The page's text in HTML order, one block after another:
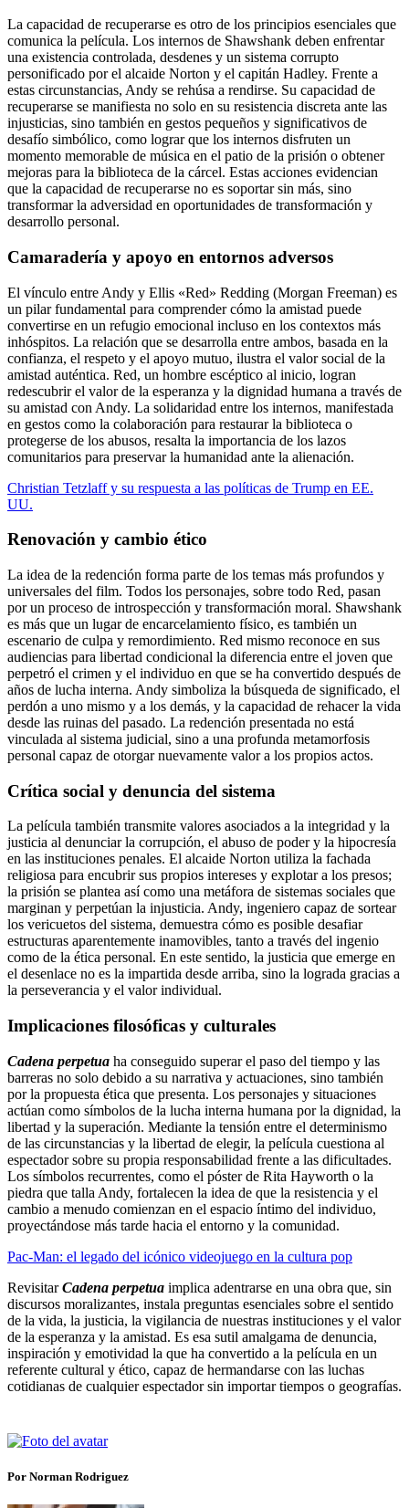
La capacidad de recuperarse es otro de los principios esenciales que
comunica la película. Los internos de Shawshank deben enfrentar
una existencia controlada, desdenes y un sistema corrupto
personificado por el alcaide Norton y el capitán Hadley. Frente a
estas circunstancias, Andy se rehúsa a rendirse. Su capacidad de
recuperarse se manifiesta no solo en su resistencia discreta ante las
injusticias, sino también en gestos pequeños y significativos de
desafío simbólico, como lograr que los internos disfruten un
momento memorable de música en el patio de la prisión o obtener
mejoras para la biblioteca de la cárcel. Estas acciones evidencian
que la capacidad de recuperarse no es soportar sin más, sino
transformar la adversidad en oportunidades de transformación y
desarrollo personal.
Camaradería y apoyo en entornos adversos
El vínculo entre Andy y Ellis «Red» Redding (Morgan Freeman) es
un pilar fundamental para comprender cómo la amistad puede
convertirse en un refugio emocional incluso en los contextos más
inhóspitos. La relación que se desarrolla entre ambos, basada en la
confianza, el respeto y el apoyo mutuo, ilustra el valor social de la
amistad auténtica. Red, un hombre escéptico al inicio, logran
redescubrir el valor de la esperanza y la dignidad humana a través de
su amistad con Andy. La solidaridad entre los internos, manifestada
en gestos como la colaboración para restaurar la biblioteca o
protegerse de los abusos, resalta la importancia de los lazos
comunitarios para preservar la humanidad ante la alienación.
Christian Tetzlaff y su respuesta a las políticas de Trump en EE.
UU.
Renovación y cambio ético
La idea de la redención forma parte de los temas más profundos y
universales del film. Todos los personajes, sobre todo Red, pasan
por un proceso de introspección y transformación moral. Shawshank
es más que un lugar de encarcelamiento físico, es también un
escenario de culpa y remordimiento. Red mismo reconoce en sus
audiencias para libertad condicional la diferencia entre el joven que
perpetró el crimen y el individuo en que se ha convertido después de
años de lucha interna. Andy simboliza la búsqueda de significado, el
perdón a uno mismo y a los demás, y la capacidad de rehacer la vida
desde las ruinas del pasado. La redención presentada no está
vinculada al sistema judicial, sino a una profunda metamorfosis
personal capaz de otorgar nuevamente valor a los propios actos.
Crítica social y denuncia del sistema
La película también transmite valores asociados a la integridad y la
justicia al denunciar la corrupción, el abuso de poder y la hipocresía
en las instituciones penales. El alcaide Norton utiliza la fachada
religiosa para encubrir sus propios intereses y explotar a los presos;
la prisión se plantea así como una metáfora de sistemas sociales que
marginan y perpetúan la injusticia. Andy, ingeniero capaz de sortear
los vericuetos del sistema, demuestra cómo es posible desafiar
estructuras aparentemente inamovibles, tanto a través del ingenio
como de la ética personal. En este sentido, la justicia que emerge en
el desenlace no es la impartida desde arriba, sino la lograda gracias a
la perseverancia y el valor individual.
Implicaciones filosóficas y culturales
Cadena perpetua ha conseguido superar el paso del tiempo y las
barreras no solo debido a su narrativa y actuaciones, sino también
por la propuesta ética que presenta. Los personajes y situaciones
actúan como símbolos de la lucha interna humana por la dignidad, la
libertad y la superación. Mediante la tensión entre el determinismo
de las circunstancias y la libertad de elegir, la película cuestiona al
espectador sobre su propia responsabilidad frente a las dificultades.
Los símbolos recurrentes, como el póster de Rita Hayworth o la
piedra que talla Andy, fortalecen la idea de que la resistencia y el
cambio a menudo comienzan en el espacio íntimo del individuo,
proyectándose más tarde hacia el entorno y la comunidad.
Pac-Man: el legado del icónico videojuego en la cultura pop
RevisitarCadena perpetua implica adentrarse en una obra que, sin
discursos moralizantes, instala preguntas esenciales sobre el sentido
de la vida, la justicia, la vigilancia de nuestras instituciones y el valor
de la esperanza y la amistad. Es esa sutil amalgama de denuncia,
inspiración y emotividad la que ha convertido a la película en un
referente cultural y ético, capaz de hermandarse con las luchas
cotidianas de cualquier espectador sin importar tiempos o geografías.
Por Norman Rodriguez